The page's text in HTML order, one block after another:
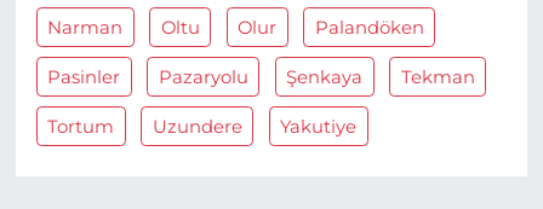
Narman Oltu Olur Palandöken
Pasinler Pazaryolu Şenkaya Tekman
Tortum Uzundere Yakutiye